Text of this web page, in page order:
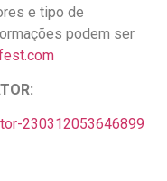
e tipo de
podem ser
230312053646899